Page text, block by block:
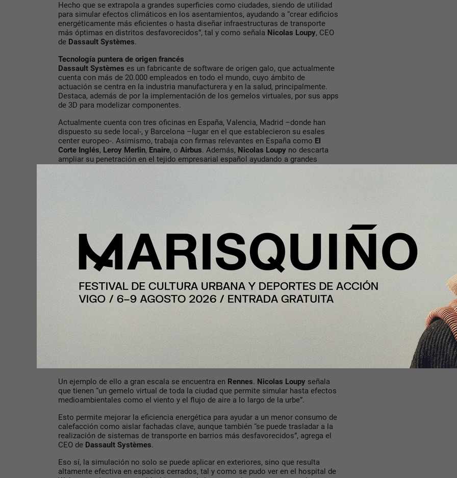
Hecho que se extrapola a grandes superficies como ciudades, siendo de utilidad
para simular efectos climáticos en los asentamientos, ayudando a “crear edificios
energéticamente más eficientes o hasta diseñar infraestructuras de transporte
más óptimas en distritos desfavorecidos”, tal y como señala Nicolas Loupy, CEO
de Dassault Systèmes.
Tecnología puntera de origen francés
Dassault Systèmes es un fabricante de software de origen galo, que actualmente
cuenta con más de 20.000 empleados en todo el mundo, cuyo ámbito de
actuación se centra en la industria manufacturera y en la salud, principalmente.
Destaca, además de por la implementación de los gemelos virtuales, por sus apps
de 3D para modelizar componentes.
Actualmente cuenta con tres oficinas en España, Valencia, Madrid –donde han
dispuesto su sede local-, y Barcelona –lugar en el que establecieron su esales
center europeo-. Asimismo, trabaja con firmas relevantes en España como El
Corte Inglés, Leroy Merlin, Enaire, o Airbus. Además, Nicolas Loupy no descarta
ampliar su penetración en el tejido empresarial español ayudando a grandes
La utilidad de los gemelos virtuales tanto en la construcción, en la industria o en
los negocios se centra en cuatro pilares: monitorización, seguimiento,
planificación y mantenimiento.
Un ejemplo de ello a gran escala se encuentra en Rennes. Nicolas Loupy señala
que tienen “un gemelo virtual de toda la ciudad que permite simular hasta efectos
medioambientales como el viento y el flujo de aire a lo largo de la urbe”.
Esto permite mejorar la eficiencia energética para ayudar a un menor consumo de
calefacción como aislar fachadas clave, aunque también “se puede trasladar a la
realización de sistemas de transporte en barrios más desfavorecidos”, agrega el
CEO de Dassault Systèmes.
Eso sí, la simulación no solo se puede aplicar en exteriores, sino que resulta
altamente efectiva en espacios cerrados, tal y como se pudo ver en el hospital de